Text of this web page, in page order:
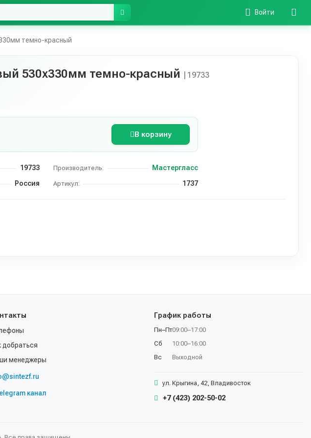
Войти
темно-красный
530х330мм темно-красный | 19733
В корзину
19733 Производитель: Мастергласс
Россия Артикул: 1737
добраться
менеджеры
канал
График работы
Пн–Пт
Сб
Вс
09:00–17:00
10:00–16:00
Выходной
ул. Крыгина, 42, Владивосток
+7 (423) 202-50-02